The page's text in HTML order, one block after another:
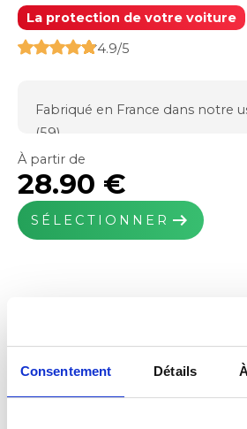
Consentement Détails
La protection de votre voiture
4.9/5
Fabriqué en France dans notre
(59)
Qualité et confort
Moquette velours
650g/m² de fibre PP
Poids total : 2000g/m²
À partir de
28.90 €
SÉLECTIONNER arrow_right_alt